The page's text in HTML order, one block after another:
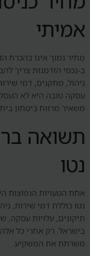
אמיתי
מחיר נמוך אינו בהכרח
ב-נכסי הזדמנות צריך
ניהול, מתקנים, דמי
עסקה טובה היא לא
משאיר מרווח ביטחון
תשואה
נטו
אחת הטעויות הנפוצות
נטו כוללת דמי שירות,
תיקונים, עלויות עסקה,
בישראל. רק אחרי כל
משרתת את המשקיע.